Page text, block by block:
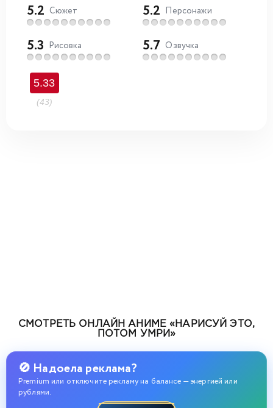
5.2 Сюжет 5.2 Персонажи
5.3 Рисовка 5.7 Озвучка
5.33
(43)
СМОТРЕТЬ ОНЛАЙН АНИМЕ «НАРИСУЙ ЭТО,
ПОТОМ УМРИ»
🚫 Надоела реклама?
Premium или отключите рекламу на балансе — энергией или
рублями.